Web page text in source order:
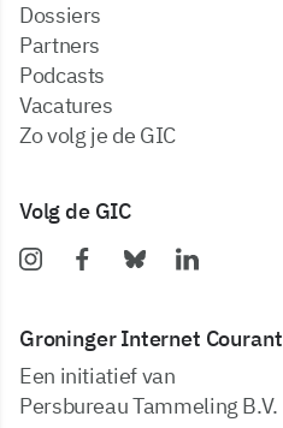
dossiers
partners
podcasts
vacatures
zo volg je de GIC
Volg de GIC
Groninger Internet Courant
Een initiatief van
Persbureau Tammeling B.V.